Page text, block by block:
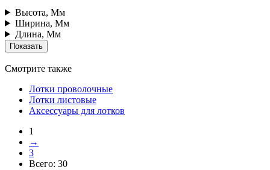
Высота, Мм
Ширина, Мм
Длина, Мм
Смотрите также
Лотки проволочные
Лотки листовые
Аксессуары для лотков
1
→
3
Всего: 30